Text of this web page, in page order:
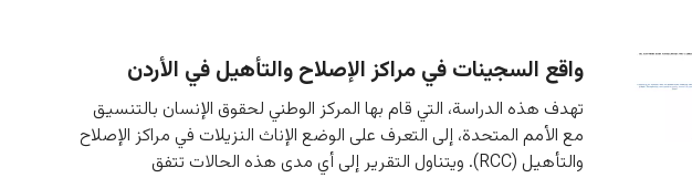
واقع السجينات في مراكز الإصلاح والتأهيل في الأردن
تهدف هذه الدراسة، التي قام بها المركز الوطني لحقوق الإنسان بالتنسيق
مع الأمم المتحدة، إلى التعرف على الوضع الإناث النزيلات في مراكز الإصلاح
والتأهيل (RCC). ويتناول التقرير إلى أي مدى هذه الحالات تتفق